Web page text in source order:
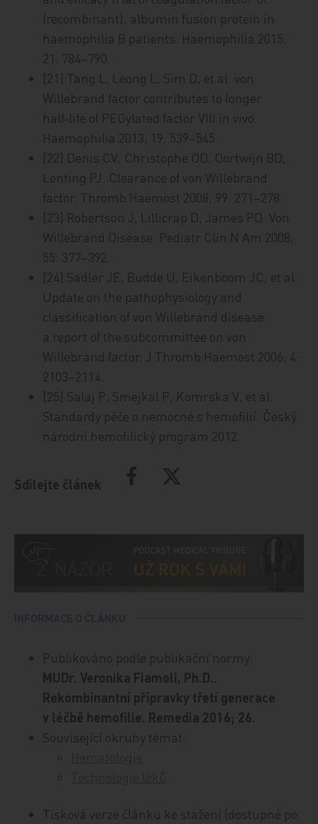
(recombinant), albumin fusion protein in
haemophilia B patients. Haemophilia 2015;
21: 784–790.
[21] Tang L, Leong L, Sim D, et al. von
Willebrand factor contributes to longer
half‑life of PEGylated factor VIII in vivo.
Haemophilia 2013; 19: 539–545.
[22] Denis CV, Christophe OD, Oortwijn BD,
Lenting PJ. Clearance of von Willebrand
factor. Thromb Haemost 2008; 99: 271–278.
[23] Robertson J, Lillicrap D, James PD. Von
Willebrand Disease. Pediatr Clin N Am 2008;
55: 377–392.
[24] Sadler JE, Budde U, Eikenboom JC, et al.
Update on the pathophysiology and
classification of von Willebrand disease:
a report of the subcommittee on von
Willebrand factor. J Thromb Haemost 2006; 4:
2103–2114.
[25] Salaj P, Smejkal P, Komrska V, et al.
Standardy péče o nemocné s hemofilií. Český
národní hemofilický program 2012.
Sdílejte článek
Publikováno podle publikační normy:
MUDr. Veronika Fiamoli, Ph.D..
Rekombinantní přípravky třetí generace
v léčbě hemofilie. Remedia 2016; 26.
Související okruhy témat:
Tisková verze článku ke stažení (dostupné po